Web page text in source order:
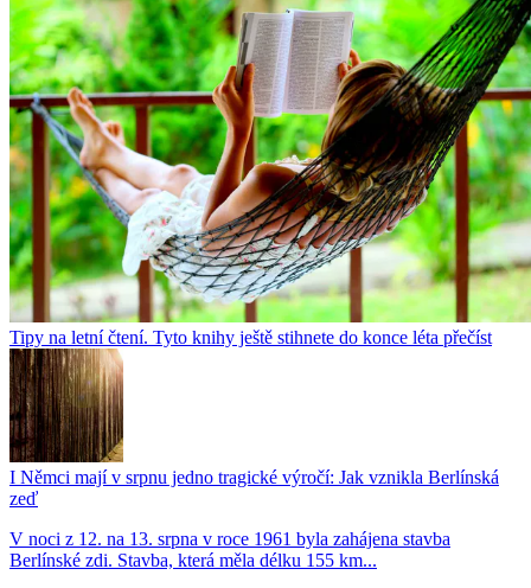
Tipy na letní čtení. Tyto knihy ještě stihnete do konce léta přečíst
I Němci mají v srpnu jedno tragické výročí: Jak vznikla Berlínská
zeď
V noci z 12. na 13. srpna v roce 1961 byla zahájena stavba
Berlínské zdi. Stavba, která měla délku 155 km...